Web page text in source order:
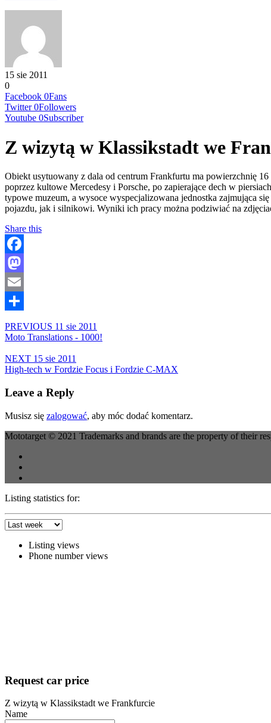
15 sie 2011
0
Facebook 0Fans
Twitter 0Followers
Youtube 0Subscriber
Z wizytą w Klassikstadt we
Obiekt usytuowany z dala od centrum Frankfurtu ma powierzchnię
poprzez kultowe Mercedesy i Porsche, po zapierające dech w
typowe muzeum, a wysoce wyspecjalizowana jednostka zajmująca
pojazdu, jak i silnikowi. Wyniki ich pracy można podziwiać na
Share this
Facebook
Mastodon
Email
PREVIOUS 11 sie 2011
Moto Translations - 1000!
NEXT 15 sie 2011
High-tech w Fordzie Focus i Fordzie C-MAX
Leave a Reply
Musisz się zalogować, aby móc dodać komentarz.
Mototarget © 2021 Trademarks and brands are the property of their
Listing statistics for:
Listing views
Phone number views
Request car price
Z wizytą w Klassikstadt we Frankfurcie
Name